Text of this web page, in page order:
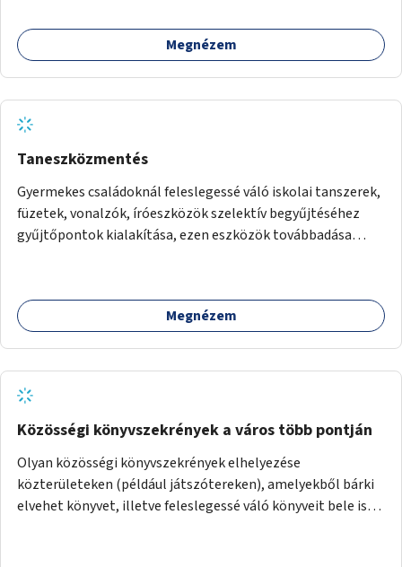
Megnézem
Taneszközmentés
Gyermekes családoknál feleslegessé váló iskolai tanszerek,
füzetek, vonalzók, íróeszközök szelektív begyűjtéséhez
gyűjtőpontok kialakítása, ezen eszközök továbbadása
Megnézem
Közösségi könyvszekrények a város több pontján
Olyan közösségi könyvszekrények elhelyezése
közterületeken (például játszótereken), amelyekből bárki
elvehet könyvet, illetve feleslegessé váló könyveit bele is